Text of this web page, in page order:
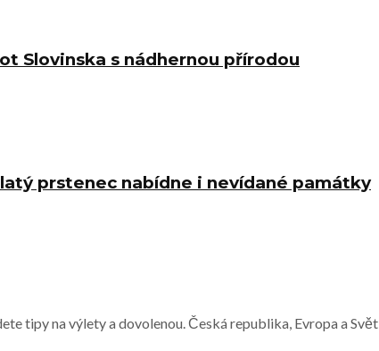
Slovinska s nádhernou přírodou
prstenec nabídne i nevídané památky
tipy na výlety a dovolenou. Česká republika, Evropa a Svět